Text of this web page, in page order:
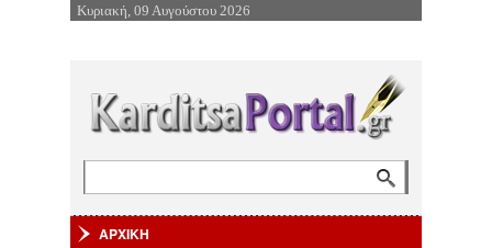
Επιστροφή στην Πλοήγηση
Κυριακή, 09 Αυγούστου 2026
ΑΡΧΙΚΗ